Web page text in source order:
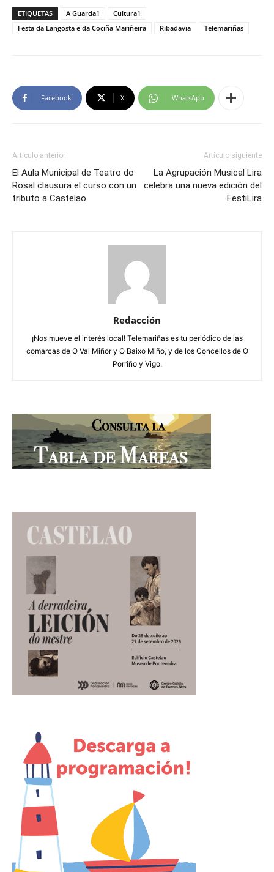
ETIQUETAS A Guarda1
Cultura1
Festa da Langosta e da Cociña Mariñeira
Ribadavia Telemariñas
Facebook X WhatsApp
Artículo anterior
El Aula Municipal de Teatro do
Rosal clausura el curso con un
tributo a Castelao
Artículo siguiente
La Agrupación Musical Lira
celebra una nueva edición del
FestiLira
Redacción
¡Nos mueve el interés local! Telemariñas es tu periódico de las
comarcas de O Val Miñor y O Baixo Miño, y de los Concellos de O
Porriño y Vigo.